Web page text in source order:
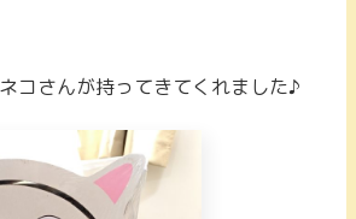
コさんが持ってきてくれました♪